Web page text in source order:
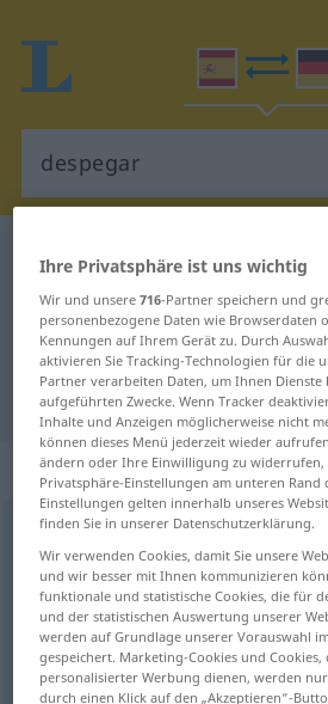
Spanisch-Deutsch
"despegar"
"despegar" Deutsch
„despegar“: verbo
despegar [despeˈɣar]v/t
Übersicht aller Übersetzungen
(Für mehr Details die Übersetzung
ab-, loslösen
Ihre Privatsphäre ist uns wichtig
Wir und unsere716-Partner speichern und
personenbezogene Daten wie Browserdaten
Kennungen auf Ihrem Gerät zu. Durch
aktivieren Sie Tracking-Technologien für die
Partner verarbeiten Daten, um Ihnen Dienste
aufgeführten Zwecke. Wenn Tracker
Inhalte und Anzeigen möglicherweise nicht
können dieses Menü jederzeit wieder
ändern oder Ihre Einwilligung zu widerrufen,
Privatsphäre-Einstellungen am unteren Rand
Einstellungen gelten innerhalb unseres
finden Sie in unserer Datenschutzerklärung.
Wir verwenden Cookies, damit Sie unsere
und wir besser mit Ihnen kommunizieren
funktionale und statistische Cookies, die für
und der statistischen Auswertung unserer
werden auf Grundlage unserer Vorauswahl
gespeichert. Marketing-Cookies und
personalisierter Werbung dienen, werden
durch einen Klick auf den „Akzeptieren“-